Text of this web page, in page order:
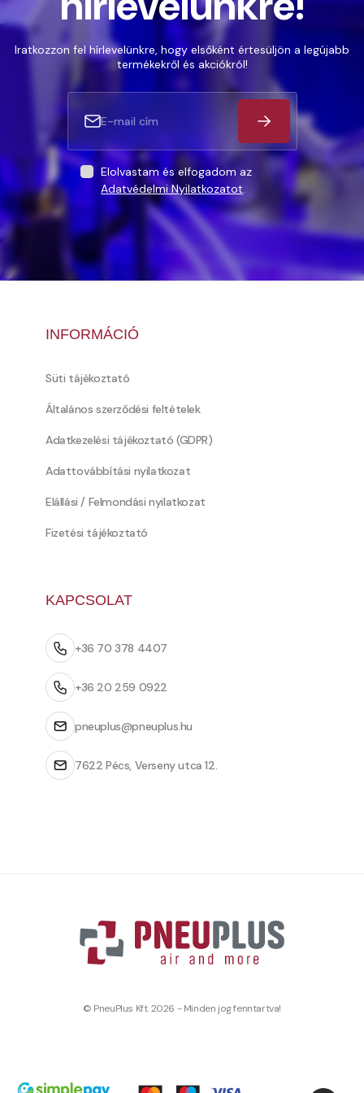
Iratkozzon fel hírlevelünkre, hogy elsőként értesüljön a legújabb
termékekről és akciókról!
Elolvastam és elfogadom az
Adatvédelmi Nyilatkozatot.
INFORMÁCIÓ
Süti tájékoztató
Általános szerződési feltételek
Adatkezelési tájékoztató (GDPR)
Adattovábbítási nyilatkozat
Elállási / Felmondási nyilatkozat
Fizetési tájékoztató
KAPCSOLAT
+36 70 378 4407
+36 20 259 0922
pneuplus@pneuplus.hu
7622 Pécs, Verseny utca 12.
© PneuPlus Kft. 2026 - Minden jog fenntartva!